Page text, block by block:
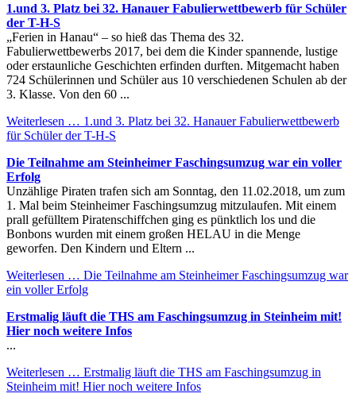
1.und 3. Platz bei 32. Hanauer Fabulierwettbewerb für Schüler
der T-H-S
„Ferien in Hanau“ – so hieß das Thema des 32.
Fabulierwettbewerbs 2017, bei dem die Kinder spannende, lustige
oder erstaunliche Geschichten erfinden durften. Mitgemacht haben
724 Schülerinnen und Schüler aus 10 verschiedenen Schulen ab der
3. Klasse. Von den 60 ...
Weiterlesen … 1.und 3. Platz bei 32. Hanauer Fabulierwettbewerb
für Schüler der T-H-S
Die Teilnahme am Steinheimer Faschingsumzug war ein voller
Erfolg
Unzählige Piraten trafen sich am Sonntag, den 11.02.2018, um zum
1. Mal beim Steinheimer Faschingsumzug mitzulaufen. Mit einem
prall gefülltem Piratenschiffchen ging es pünktlich los und die
Bonbons wurden mit einem großen HELAU in die Menge
geworfen. Den Kindern und Eltern ...
Weiterlesen … Die Teilnahme am Steinheimer Faschingsumzug war
ein voller Erfolg
Erstmalig läuft die THS am Faschingsumzug in Steinheim mit!
Hier noch weitere Infos
...
Weiterlesen … Erstmalig läuft die THS am Faschingsumzug in
Steinheim mit! Hier noch weitere Infos